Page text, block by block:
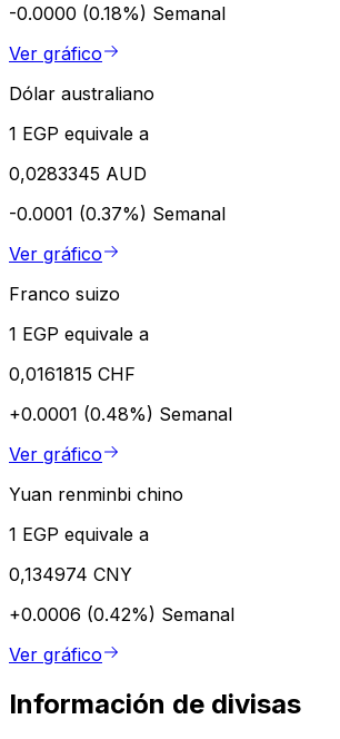
-0.0000 (0.18%) Semanal
Ver gráfico
Dólar australiano
1 EGP equivale a
0,0283345 AUD
-0.0001 (0.37%) Semanal
Ver gráfico
Franco suizo
1 EGP equivale a
0,0161815 CHF
+0.0001 (0.48%) Semanal
Ver gráfico
Yuan renminbi chino
1 EGP equivale a
0,134974 CNY
+0.0006 (0.42%) Semanal
Ver gráfico
Información de divisas